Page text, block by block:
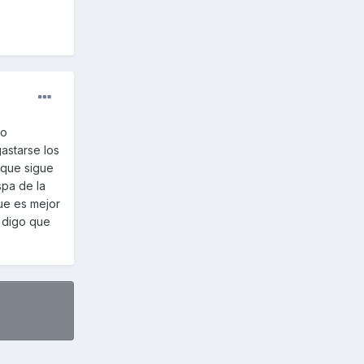
los
sigue
de la
es mejor
digo que